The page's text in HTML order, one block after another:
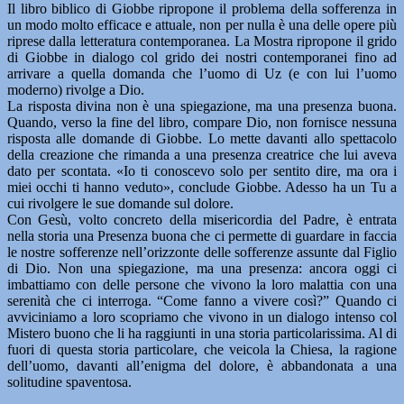
Il libro biblico di Giobbe ripropone il problema della sofferenza in
un modo molto efficace e attuale, non per nulla è una delle opere più
riprese dalla letteratura contemporanea. La Mostra ripropone il grido
di Giobbe in dialogo col grido dei nostri contemporanei fino ad
arrivare a quella domanda che l’uomo di Uz (e con lui l’uomo
moderno) rivolge a Dio.
La risposta divina non è una spiegazione, ma una presenza buona.
Quando, verso la fine del libro, compare Dio, non fornisce nessuna
risposta alle domande di Giobbe. Lo mette davanti allo spettacolo
della creazione che rimanda a una presenza creatrice che lui aveva
dato per scontata. «Io ti conoscevo solo per sentito dire, ma ora i
miei occhi ti hanno veduto», conclude Giobbe. Adesso ha un Tu a
cui rivolgere le sue domande sul dolore.
Con Gesù, volto concreto della misericordia del Padre, è entrata
nella storia una Presenza buona che ci permette di guardare in faccia
le nostre sofferenze nell’orizzonte delle sofferenze assunte dal Figlio
di Dio. Non una spiegazione, ma una presenza: ancora oggi ci
imbattiamo con delle persone che vivono la loro malattia con una
serenità che ci interroga. “Come fanno a vivere così?” Quando ci
avviciniamo a loro scopriamo che vivono in un dialogo intenso col
Mistero buono che li ha raggiunti in una storia particolarissima. Al di
fuori di questa storia particolare, che veicola la Chiesa, la ragione
dell’uomo, davanti all’enigma del dolore, è abbandonata a una
solitudine spaventosa.